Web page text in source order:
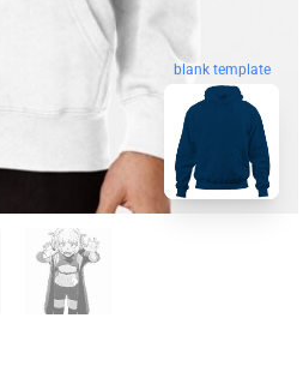
blank template